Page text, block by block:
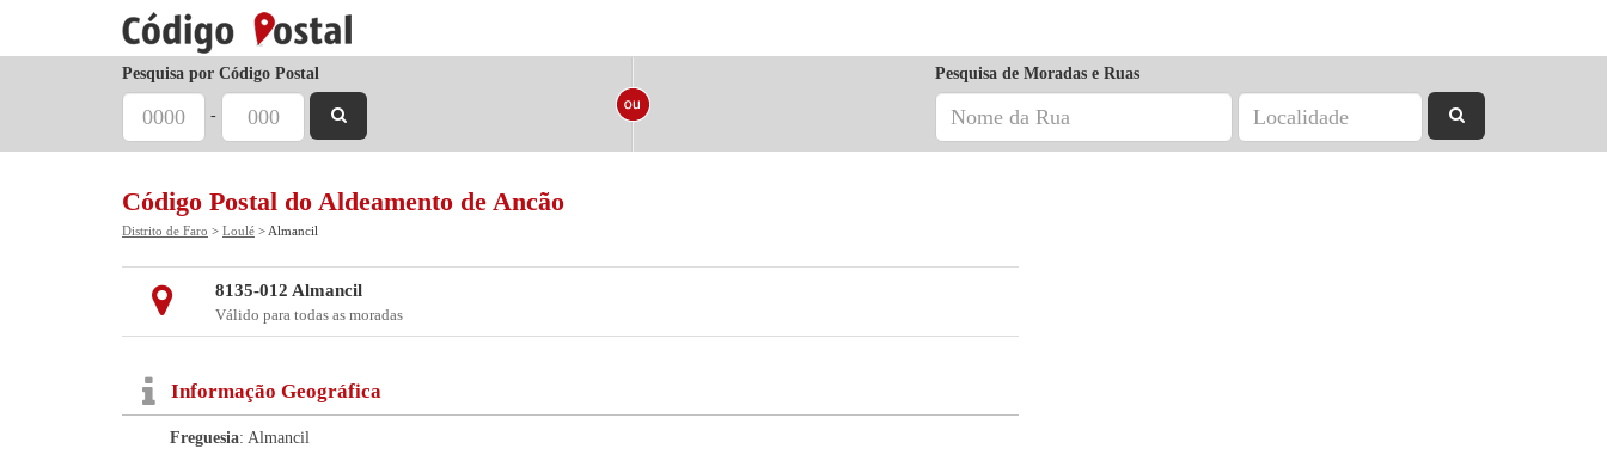
Pesquisa por Código Postal
-
Pesquisa de Moradas e Ruas
Código Postal do Aldeamento de Ancão
Distrito de Faro > Loulé > Almancil
8135-012 Almancil
Válido para todas as moradas
Informação Geográfica
Freguesia: Almancil